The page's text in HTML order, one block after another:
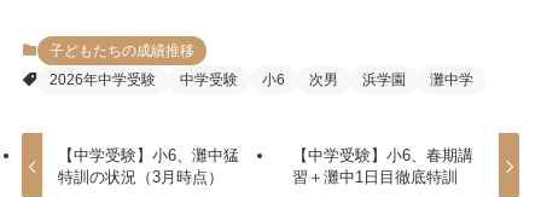
子どもたちの成績推移
2026年中学受験
中学受験 小6 次男 浜学園 灘中学
【中学受験】小6、灘中猛
特訓の状況（3月時点）
【中学受験】小6、春期講
習＋灘中1日目徹底特訓